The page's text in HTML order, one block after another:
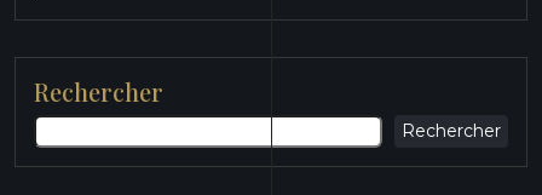
Rechercher
Rechercher